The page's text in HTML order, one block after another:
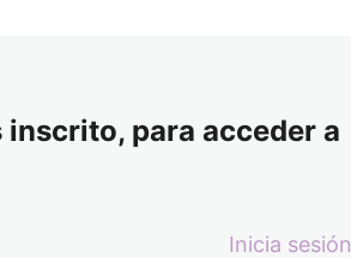
para acceder a
Inicia sesión